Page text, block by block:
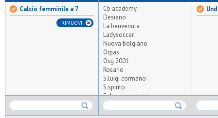
Calcio femminile a 7
RIMUOVI
Cb academy
Desiano
La benvenuta
Ladysoccer
Nuova bolgiano
Orpas
Osg 2001
Rosario
S.luigi cormano
S.spirito
Salus gerenzano
Vires asd
Virtus adda